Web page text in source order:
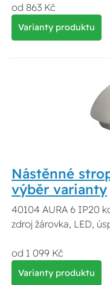
od 863 Kč
Varianty produktu
Nástěnné
výběr varianty
40104 AURA 6 IP20
zdroj žárovka, LED,
od 1 099 Kč
Varianty produktu